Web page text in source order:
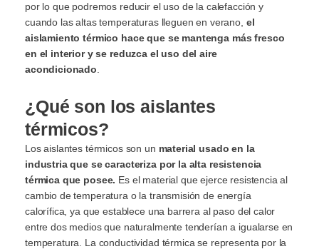
por lo que podremos reducir el uso de la calefacción y
cuando las altas temperaturas lleguen en verano, el
aislamiento térmico hace que se mantenga más fresco
en el interior y se reduzca el uso del aire
acondicionado
¿Qué son los aislantes
térmicos?
Los aislantes térmicos son un material usado en la
industria que se caracteriza por la alta resistencia
térmica que posee. Es el material que ejerce resistencia al
cambio de temperatura o la transmisión de energía
calorífica, ya que establece una barrera al paso del calor
entre dos medios que naturalmente tenderían a igualarse en
temperatura. La conductividad térmica se representa por la